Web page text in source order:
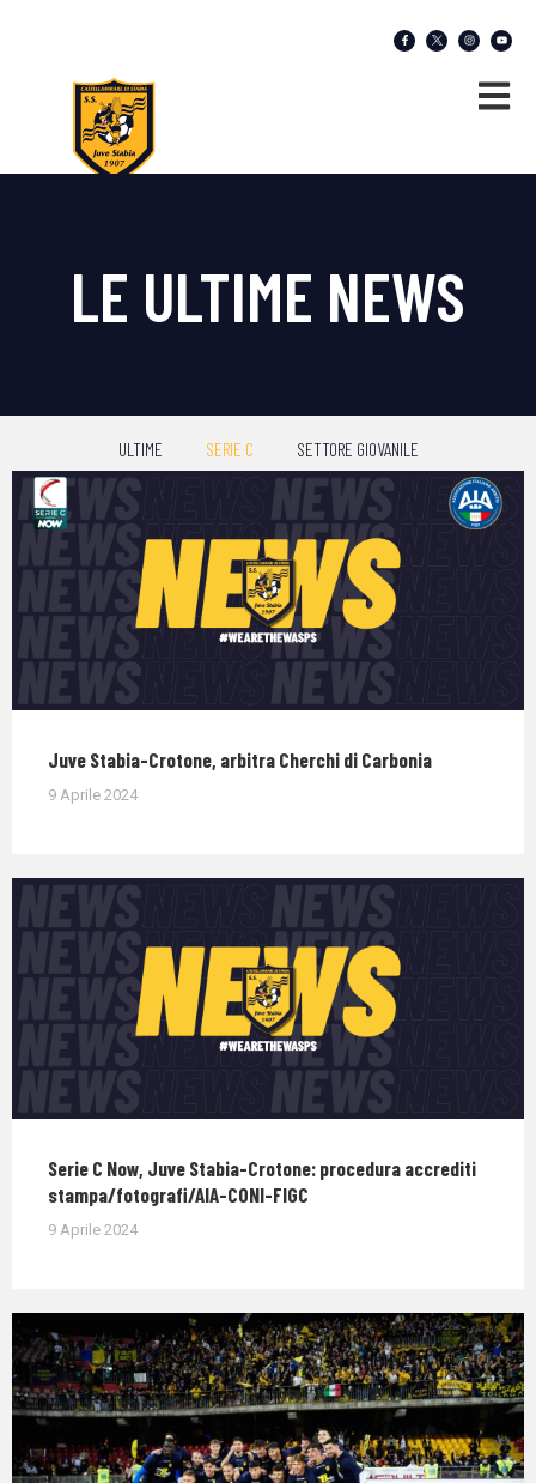
LE ULTIME NEWS
ULTIME SERIE C SETTORE GIOVANILE
Juve Stabia-Crotone, arbitra Cherchi di Carbonia
9 Aprile 2024
Serie C Now, Juve Stabia-Crotone: procedura accrediti
stampa/fotografi/AIA-CONI-FIGC
9 Aprile 2024